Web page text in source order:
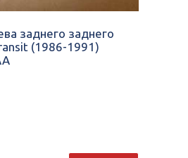
заднего заднего
(1986-1991)